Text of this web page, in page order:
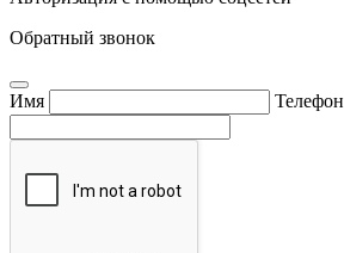
Обратный звонок
Имя Телефон